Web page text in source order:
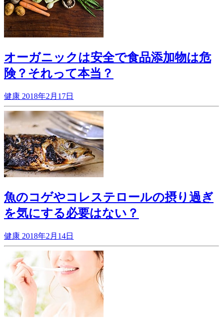
オーガニックは安全で食品添加物は危
険？それって本当？
健康 2018年2月17日
魚のコゲやコレステロールの摂り過ぎ
を気にする必要はない？
健康 2018年2月14日